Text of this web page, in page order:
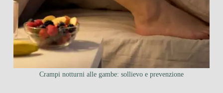
Crampi notturni alle gambe: sollievo e prevenzione